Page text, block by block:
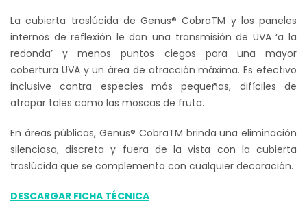
La cubierta traslúcida de Genus® CobraTM y los paneles
internos de reflexión le dan una transmisión de UVA ‘a la
redonda’ y menos puntos ciegos para una mayor
cobertura UVA y un área de atracción máxima. Es efectivo
inclusive contra especies más pequeñas, difíciles de
atrapar tales como las moscas de fruta.
En áreas públicas, Genus® CobraTM brinda una eliminación
silenciosa, discreta y fuera de la vista con la cubierta
traslúcida que se complementa con cualquier decoración.
DESCARGAR FICHA TÉCNICA